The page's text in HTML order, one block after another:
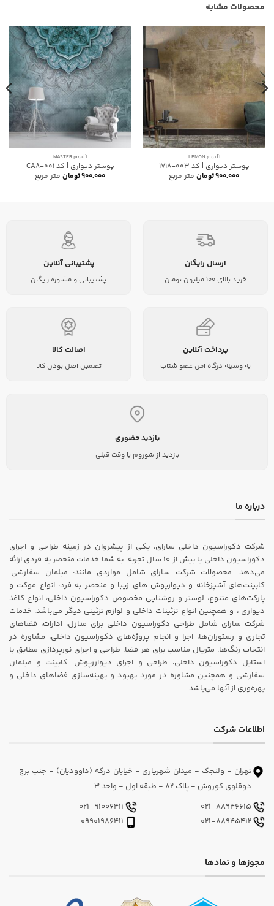
محصولات مشابه
آلبوم LEMON
پوستر دیواری | کد 003-1718
۹۰۰,۰۰۰تومان متر مربع
آلبوم MASTER
پوستر دیواری | کد CA8-001
۹۰۰,۰۰۰تومان متر مربع
ارسال رایگان
خرید بالای 100 میلیون تومان
پشتیبانی آنلاین
پشتیبانی و مشاوره رایگان
پرداخت آنلاین
به وسیله درگاه امن عضو شتاب
اصالت کالا
تضمین اصل بودن کالا
بازدید حضوری
بازدید از شوروم با وقت قبلی
درباره ما
شرکت دکوراسیون داخلی سارای، یکی از پیشروان در زمینه طراحی و اجرای
دکوراسیون داخلی با بیش از ۱۰ سال تجربه، به شما خدمات منحصر به فردی ارائه
می‌دهد. محصولات شرکت سارای شامل مواردی مانند: مبلمان سفارشی،
کابینت‌های آشپزخانه و دیوارپوش های زیبا و منحصر به فرد، انواع موکت و
پارکت‌های متنوع، لوستر و روشنایی مخصوص دکوراسیون داخلی، انواع کاغذ
دیواری ، و همچنین انواع تزئینات داخلی و لوازم تزئینی دیگر می‌باشد. خدمات
شرکت سارای شامل طراحی دکوراسیون داخلی برای منازل، ادارات، فضاهای
تجاری و رستوران‌ها، اجرا و انجام پروژه‌های دکوراسیون داخلی، مشاوره در
انتخاب رنگ‌ها، متریال مناسب برای هر فضا، طراحی و اجرای نورپردازی مطابق با
استایل دکوراسیون داخلی، طراحی و اجرای دیواررپوش، کابینت و مبلمان
سفارشی و همچنین مشاوره در مورد بهبود و بهینه‌سازی فضاهای داخلی و
بهره‌وری از آنها می‌باشد.
اطلاعات شرکت
تهران - ولنجک - میدان شهریاری - خیابان درکه (داوودیان) - جنب برج
دوقلوی کوروش - پلاک 82 - طبقه اول - واحد 3
مجوزها و نمادها